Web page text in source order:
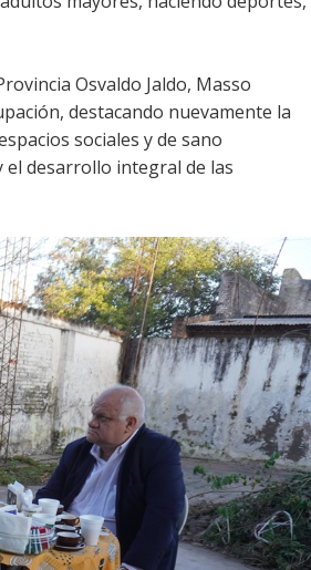
Osvaldo Jaldo, Masso
destacando nuevamente la
sociales y de sano
el desarrollo integral de las